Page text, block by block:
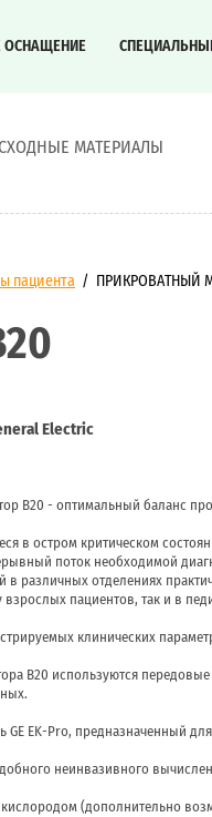
ОСНАЩЕНИЕ
МАТЕРИАЛЫ
пациента / ПРИКРОВАТНЫЙ
Electric
B20 - оптимальный баланс
в остром критическом
поток необходимой
в различных отделениях
взрослых пациентов, так и в
клинических
B20 используются
EK-Pro, предназначенный
неинвазивного
(дополнительно